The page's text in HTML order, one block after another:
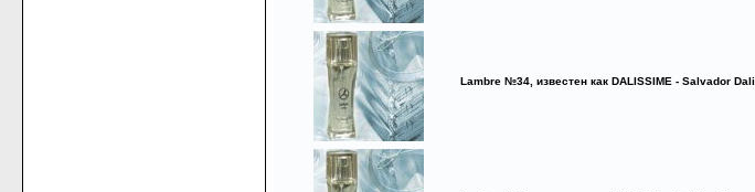
Lambre №34, известен как DALISSIME - Salvador Dali